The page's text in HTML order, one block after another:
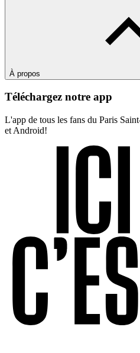
À propos
Téléchargez notre app
L'app de tous les fans du Paris
et Android!